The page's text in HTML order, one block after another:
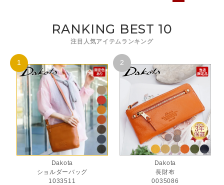
RANKING BEST 10
注目人気アイテムランキング
Dakota
ショルダーバッグ
1033511
Dakota
長財布
0035086